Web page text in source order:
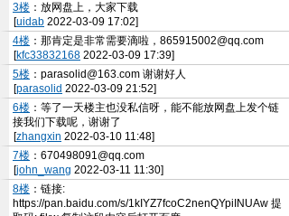
3楼 ：放网盘上，大家下载
[uidab 2022-03-09 17:02]
4楼 ：那肯定是非常需要滴啦，865915002@qq.com
[kfc33832168 2022-03-09 17:39]
5楼 ：parasolid@163.com 谢谢好人
[parasolid 2022-03-09 21:52]
6楼 ：等了一天楼主也没私信呀，能不能放网盘上发个链
接我们下载呢，谢谢了
[zhangxin 2022-03-10 11:48]
7楼 ：670498091@qq.com
[john_wang 2022-03-11 11:30]
8楼 ：链接:
https://pan.baidu.com/s/1kIYZ7fcoC2nenQYpiINUAw 提